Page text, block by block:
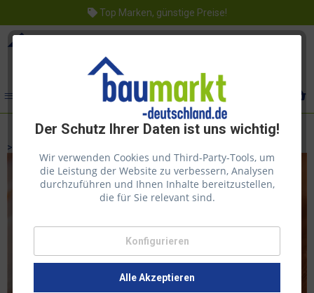
Top Marken, günstige Preise!
Der Schutz Ihrer Daten ist uns wichtig!
Wir verwenden Cookies und Third-Party-Tools, um
die Leistung der Website zu verbessern, Analysen
durchzuführen und Ihnen Inhalte bereitzustellen,
die für Sie relevant sind.
Konfigurieren
Alle Akzeptieren
>> Weiterlesen